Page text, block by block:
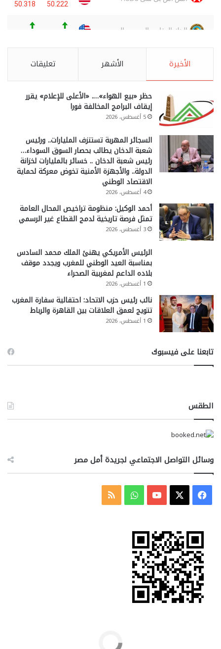
الأخيرة الأشهر تعليقات
حظر «بيع الهواء»…. «الأعلى للإعلام» يقرر
إيقاف البرامج المخالفة فورا
5 أغسطس، 2026
السجائر المهربة تستنزف المليارات.. ورئيس
شعبة الدخان يطالب بحصار السوق السوداء…
رئيس شعبة الدخان .. خسائر بالمليارات لخزانة
الدولة.. والأجهزة الأمنية تخوض معركة لحماية
الاقتصاد الوطني
4 أغسطس، 2026
أحمد الوكيل: منظومة تراخيص المحال العامة
تمثل فرصة تاريخية لدمج القطاع غير الرسمي
3 أغسطس، 2026
الرئيس الأمريكي يهنئ الملك محمد السادس
بمناسبة العيد الوطني للمغرب ويجدد موقف
بلاده الداعم لمغربية الصحراء
1 أغسطس، 2026
نائب رئيس حزب الاتحاد: احتفالية سفارة المغرب
تتويج لعمق العلاقات بين القاهرة والرباط
1 أغسطس، 2026
تابعنا على فيسبوك
الطقس
وسائل التواصل الاجتماعي لجريدة أمل مصر
فيسبوك ‫YouTubeواتسابملخص